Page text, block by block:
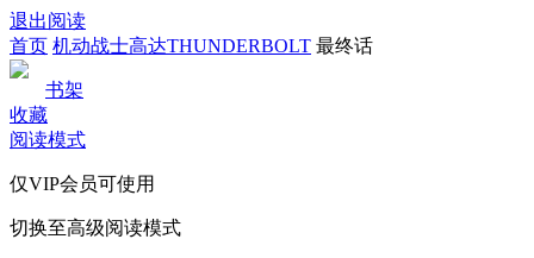
退出阅读
首页 机动战士高达THUNDERBOLT 最终话
书架
收藏
阅读模式
仅VIP会员可使用
切换至高级阅读模式